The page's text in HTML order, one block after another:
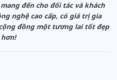
đến cho đối tác và khách
nghệ cao cấp, có giá trị gia
đồng một tương lai tốt đẹp
hơn!